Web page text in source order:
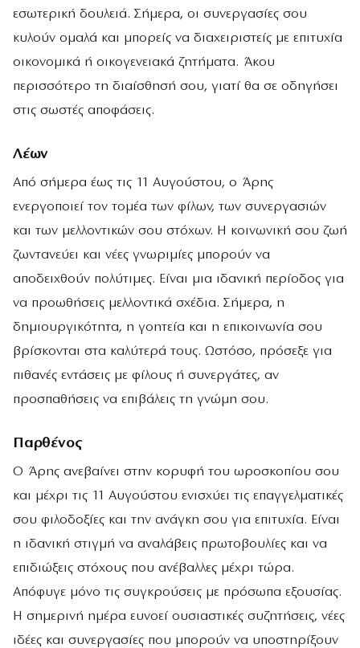
εσωτερική δουλειά. Σήμερα, οι συνεργασίες σου
κυλούν ομαλά και μπορείς να διαχειριστείς με επιτυχία
οικονομικά ή οικογενειακά ζητήματα. Άκου
περισσότερο τη διαίσθησή σου, γιατί θα σε οδηγήσει
στις σωστές αποφάσεις.
Λέων
Από σήμερα έως τις 11 Αυγούστου, ο Άρης
ενεργοποιεί τον τομέα των φίλων, των συνεργασιών
και των μελλοντικών σου στόχων. Η κοινωνική σου ζωή
ζωντανεύει και νέες γνωριμίες μπορούν να
αποδειχθούν πολύτιμες. Είναι μια ιδανική περίοδος για
να προωθήσεις μελλοντικά σχέδια. Σήμερα, η
δημιουργικότητα, η γοητεία και η επικοινωνία σου
βρίσκονται στα καλύτερά τους. Ωστόσο, πρόσεξε για
πιθανές εντάσεις με φίλους ή συνεργάτες, αν
προσπαθήσεις να επιβάλεις τη γνώμη σου.
Παρθένος
Ο Άρης ανεβαίνει στην κορυφή του ωροσκοπίου σου
και μέχρι τις 11 Αυγούστου ενισχύει τις επαγγελματικές
σου φιλοδοξίες και την ανάγκη σου για επιτυχία. Είναι
η ιδανική στιγμή να αναλάβεις πρωτοβουλίες και να
επιδιώξεις στόχους που ανέβαλλες μέχρι τώρα.
Απόφυγε μόνο τις συγκρούσεις με πρόσωπα εξουσίας.
Η σημερινή ημέρα ευνοεί ουσιαστικές συζητήσεις, νέες
ιδέες και συνεργασίες που μπορούν να υποστηρίξουν